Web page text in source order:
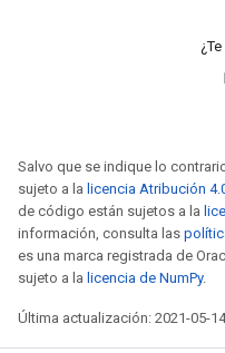
Salvo que se indique lo
sujeto a la licencia Atribución
de código están sujetos a la
información, consulta las
es una marca registrada de
sujeto a la licencia de NumPy.
Última actualización: 2021-05-